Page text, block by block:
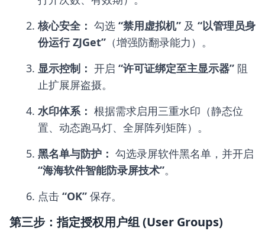
核心安全： 勾选 “禁用虚拟机” 及 “以管理员身
份运行 ZJGet” （增强防翻录能力）。
显示控制： 开启 “许可证绑定至主显示器” 阻
止扩展屏盗摄。
水印体系： 根据需求启用三重水印（静态位
置、动态跑马灯、全屏阵列矩阵）。
黑名单与防护： 勾选录屏软件黑名单，并开启
“海海软件智能防录屏技术”。
点击 “OK” 保存。
第三步：指定授权用户组 (User Groups)